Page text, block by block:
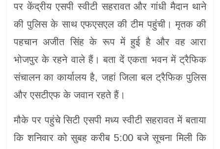
पर केंद्रीय एसपी स्वीटी सहरावत और गांधी मैदान थाने
की पुलिस के साथ एफएसएल की टीम पहुंची। मृतक की
पहचान अजीत सिंह के रूप में हुई है और वह आरा
भोजपुर के रहने वाले हैं। बता दें एकता भवन में ट्रैफिक
संचालन का कार्यालय है, जहां जिला बल ट्रैफिक पुलिस
और एसटीएफ के जवान रहते हैं।
मौके पर पहुंचे सिटी एसपी मध्य स्वीटी सहरावत में बताया
कि शनिवार को सुबह करीब 5:00 बजे सूचना मिली कि